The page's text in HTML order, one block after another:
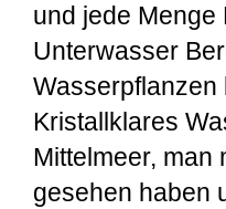
und jede Menge
Unterwasser
Wasserpflanzen
Kristallklares
Mittelmeer, man
gesehen haben